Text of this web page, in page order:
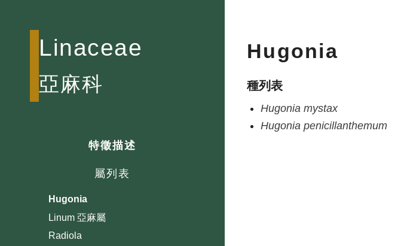
Linaceae
亞麻科
特徵描述
屬列表
Hugonia
Linum 亞麻屬
Radiola
Hugonia
種列表
Hugonia mystax
Hugonia penicillanthemum